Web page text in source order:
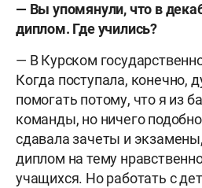
— Вы упомянули, что в
диплом. Где учились?
— В Курском
Когда поступала, конечно,
помогать потому, что я из
команды, но ничего
сдавала зачеты и
диплом на тему
учащихся. Но работать с